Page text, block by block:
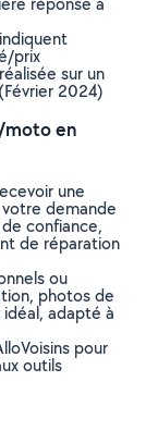
prix
sur un
2024)
moto en
une
demande
confiance,
de réparation
ou
photos de
adapté à
pour
outils